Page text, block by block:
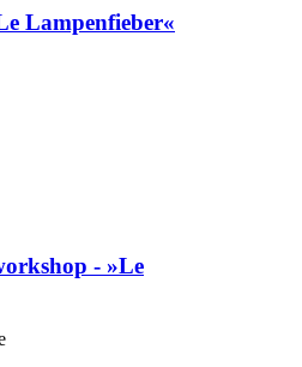
Lampenfieber«
- »Le